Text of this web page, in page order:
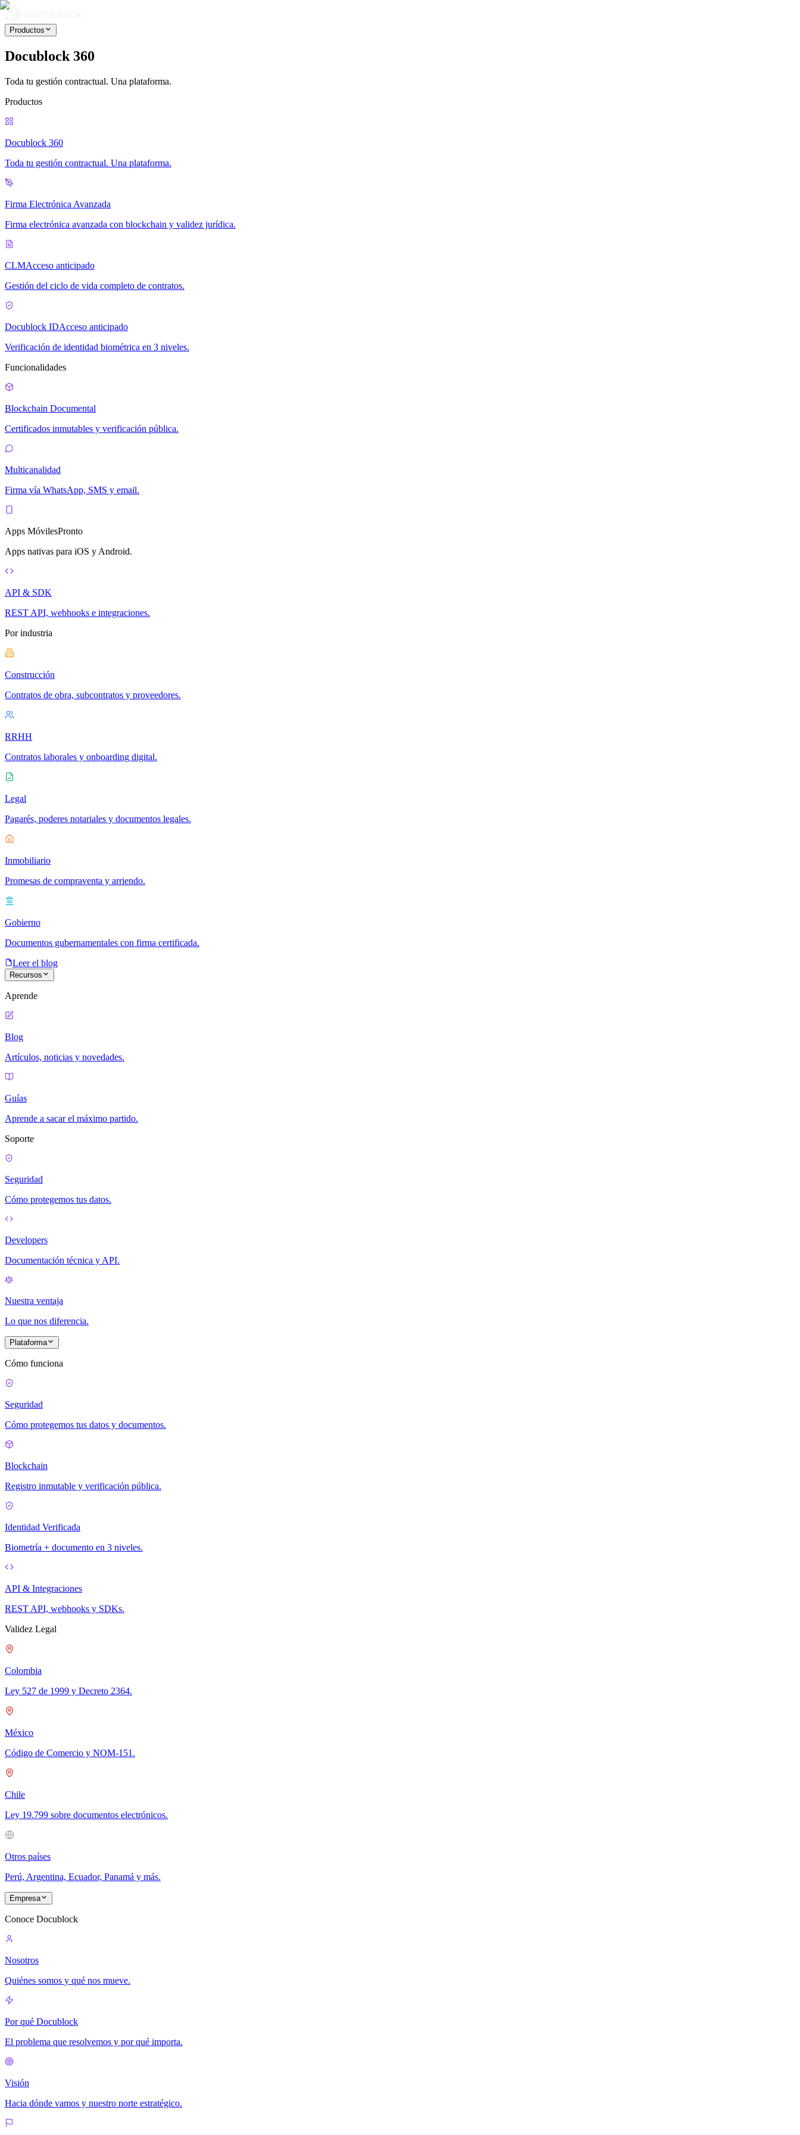
Productos
Docublock 360
Toda tu gestión contractual. Una plataforma.
Productos
Docublock 360
Toda tu gestión contractual. Una plataforma.
Firma Electrónica Avanzada
Firma electrónica avanzada con blockchain y validez jurídica.
CLMAcceso anticipado
Gestión del ciclo de vida completo de contratos.
Docublock IDAcceso anticipado
Verificación de identidad biométrica en 3 niveles.
Funcionalidades
Blockchain Documental
Certificados inmutables y verificación pública.
Multicanalidad
Firma vía WhatsApp, SMS y email.
Apps MóvilesPronto
Apps nativas para iOS y Android.
API & SDK
REST API, webhooks e integraciones.
Por industria
Construcción
Contratos de obra, subcontratos y proveedores.
RRHH
Contratos laborales y onboarding digital.
Legal
Pagarés, poderes notariales y documentos legales.
Inmobiliario
Promesas de compraventa y arriendo.
Gobierno
Documentos gubernamentales con firma certificada.
Leer el blog
Recursos
Aprende
Blog
Artículos, noticias y novedades.
Guías
Aprende a sacar el máximo partido.
Soporte
Seguridad
Cómo protegemos tus datos.
Developers
Documentación técnica y API.
Nuestra ventaja
Lo que nos diferencia.
Plataforma
Cómo funciona
Seguridad
Cómo protegemos tus datos y documentos.
Blockchain
Registro inmutable y verificación pública.
Identidad Verificada
Biometría + documento en 3 niveles.
API & Integraciones
REST API, webhooks y SDKs.
Validez Legal
Colombia
Ley 527 de 1999 y Decreto 2364.
México
Código de Comercio y NOM-151.
Chile
Ley 19.799 sobre documentos electrónicos.
Otros países
Perú, Argentina, Ecuador, Panamá y más.
Empresa
Conoce Docublock
Nosotros
Quiénes somos y qué nos mueve.
Por qué Docublock
El problema que resolvemos y por qué importa.
Visión
Hacia dónde vamos y nuestro norte estratégico.